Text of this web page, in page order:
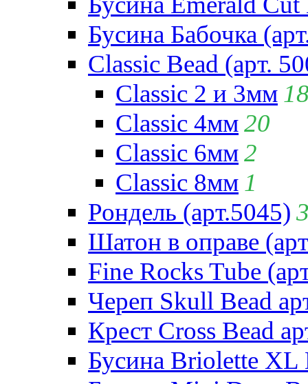
Бусина Бабочка
Classic Bead (арт.
Classic 2 и 3мм
Classic 4мм20
Classic 6мм2
Classic 8мм 1
Рондель (арт.5045)
Шатон в оправе
Fine Rocks Tube
Череп Skull Bead
Крест Cross Bead
Бусина Briolette XL